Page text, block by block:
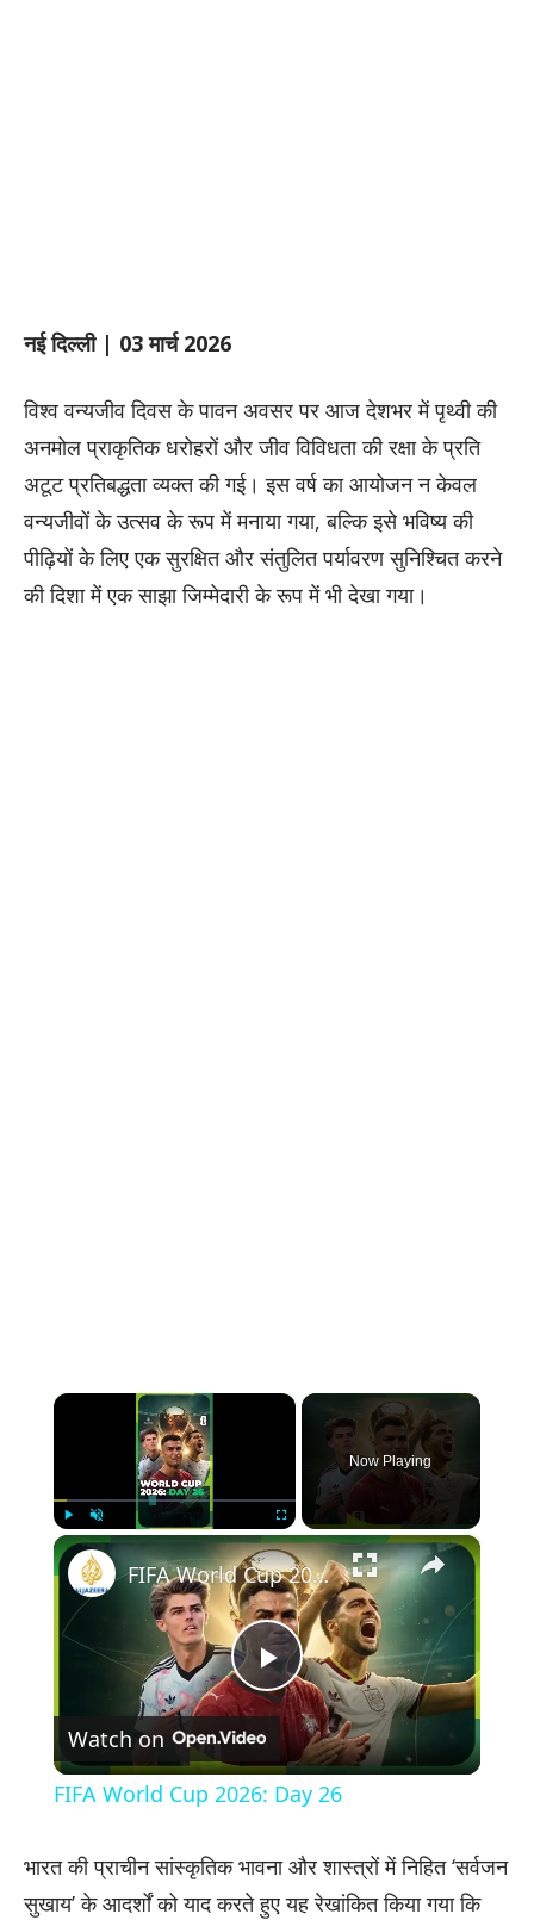
नई दिल्ली | 03 मार्च 2026
​विश्व वन्यजीव दिवस के पावन अवसर पर आज देशभर में पृथ्वी की
अनमोल प्राकृतिक धरोहरों और जीव विविधता की रक्षा के प्रति
अटूट प्रतिबद्धता व्यक्त की गई। इस वर्ष का आयोजन न केवल
वन्यजीवों के उत्सव के रूप में मनाया गया, बल्कि इसे भविष्य की
पीढ़ियों के लिए एक सुरक्षित और संतुलित पर्यावरण सुनिश्चित करने
की दिशा में एक साझा जिम्मेदारी के रूप में भी देखा गया।
×
Play Unmute Fullscreen
Now Playing
×
Play
Video
FIFA World Cup 2026: Day 26
Watch on
FIFA World Cup 2026: Day 26
​भारत की प्राचीन सांस्कृतिक भावना और शास्त्रों में निहित ‘सर्वजन
सुखाय’ के आदर्शों को याद करते हुए यह रेखांकित किया गया कि